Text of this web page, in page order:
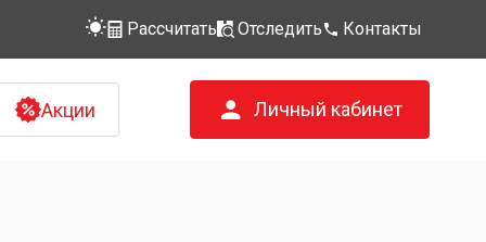
Рассчитать Отследить Контакты
Акции Личный кабинет